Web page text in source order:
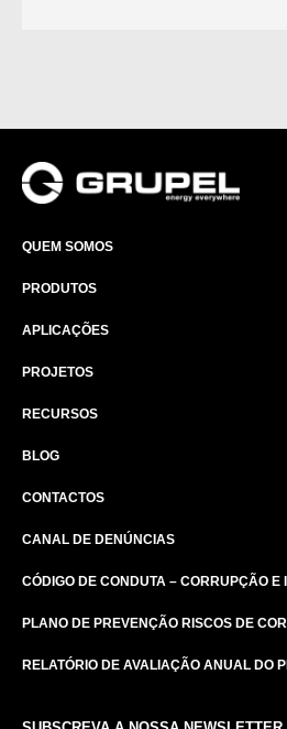
QUEM SOMOS
PRODUTOS
APLICAÇÕES
PROJETOS
RECURSOS
BLOG
CONTACTOS
CANAL DE DENÚNCIAS
CÓDIGO DE CONDUTA – CORRUPÇÃO E
PLANO DE PREVENÇÃO RISCOS DE
RELATÓRIO DE AVALIAÇÃO ANUAL DO